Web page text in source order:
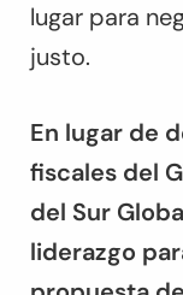
lugar para
justo.
En lugar de
fiscales del
del Sur
liderazgo